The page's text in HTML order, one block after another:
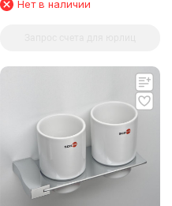
Нет в наличии